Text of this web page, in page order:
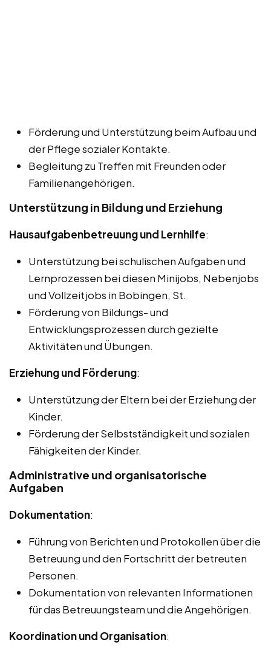
Förderung und Unterstützung beim Aufbau und
der Pflege sozialer Kontakte.
Begleitung zu Treffen mit Freunden oder
Familienangehörigen.
Unterstützung in Bildung und Erziehung
Hausaufgabenbetreuung und Lernhilfe:
Unterstützung bei schulischen Aufgaben und
Lernprozessen bei diesen Minijobs, Nebenjobs
und Vollzeitjobs in Bobingen, St.
Förderung von Bildungs- und
Entwicklungsprozessen durch gezielte
Aktivitäten und Übungen.
Erziehung und Förderung:
Unterstützung der Eltern bei der Erziehung der
Kinder.
Förderung der Selbstständigkeit und sozialen
Fähigkeiten der Kinder.
Administrative und organisatorische
Aufgaben
Dokumentation:
Führung von Berichten und Protokollen über die
Betreuung und den Fortschritt der betreuten
Personen.
Dokumentation von relevanten Informationen
für das Betreuungsteam und die Angehörigen.
Koordination und Organisation: